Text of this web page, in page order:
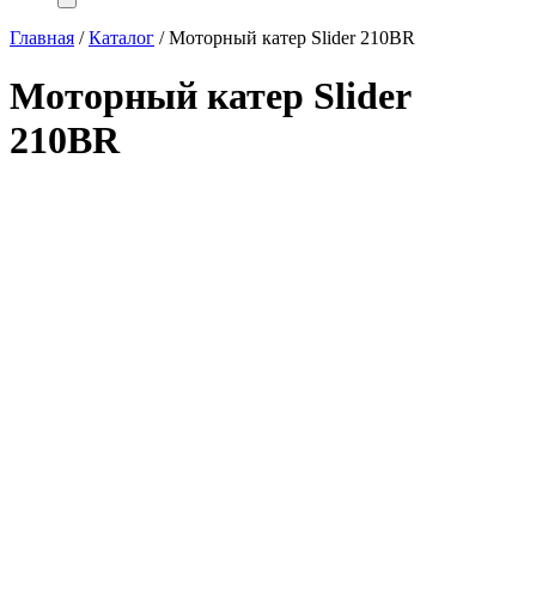
Главная /Каталог /Моторный катер Slider 210BR
Моторный катер Slider
210BR